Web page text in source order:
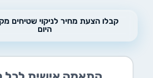
קבלו הצעת מחיר לניקוי שטיחים מקצועי עוד